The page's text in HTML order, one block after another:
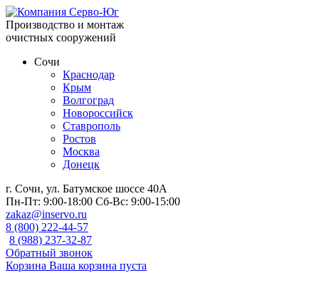
Производство и монтаж
очистных сооружений
Сочи
Краснодар
Крым
Волгоград
Новороссийск
Ставрополь
Ростов
Москва
Донецк
г. Сочи, ул. Батумское шоссе 40А
Пн-Пт: 9:00-18:00 Сб-Вс: 9:00-15:00
zakaz@inservo.ru
8 (800) 222-44-57
8 (988) 237-32-87
Обратный звонок
Корзина Ваша корзина пуста